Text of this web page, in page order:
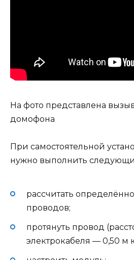
На фото представлена
домофона
При самостоятельной
нужно выполнить
рассчитать
проводов;
протянуть провод
электрокабеля — 0,50 м